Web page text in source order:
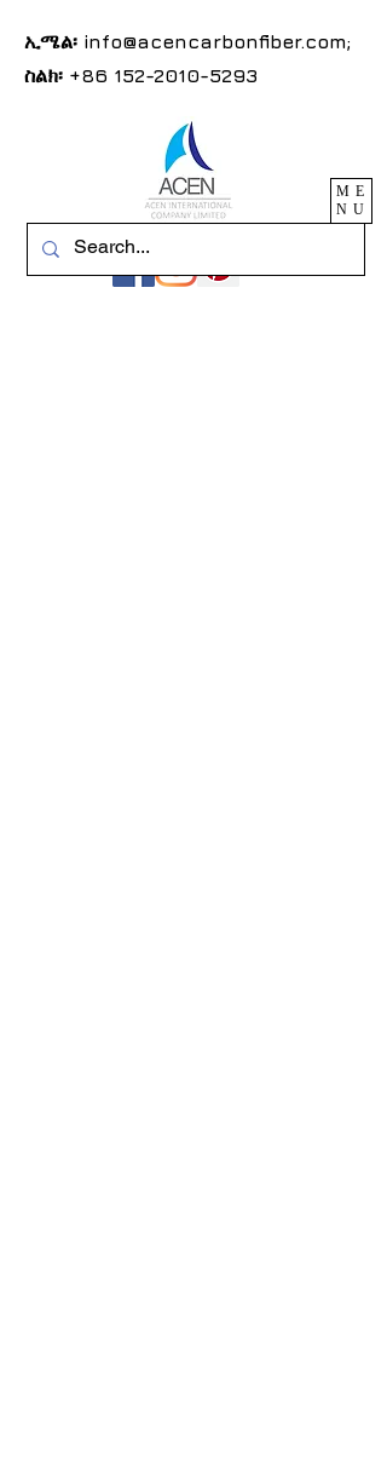
ኢሜል፡ info@acencarbonfiber.com;
ስልክ፡ +86 152-2010-5293
ME
NU